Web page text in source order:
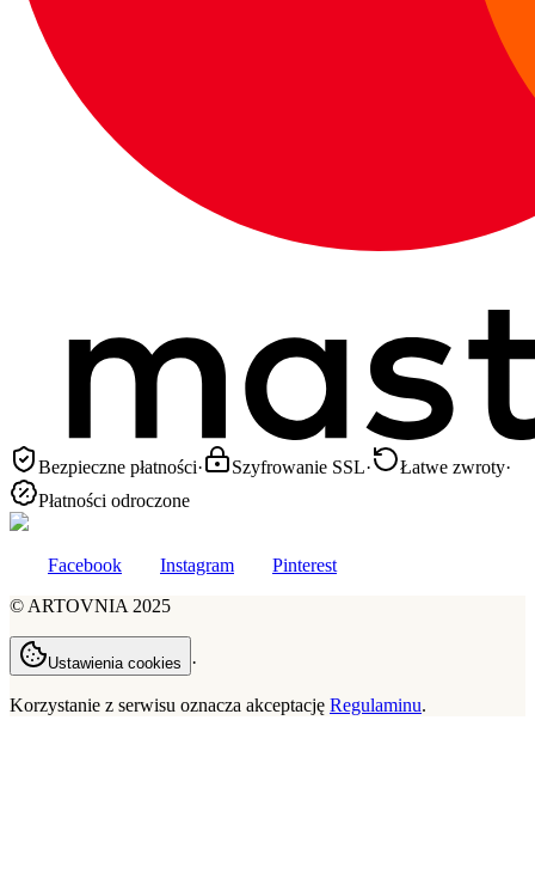
Bezpieczne płatności· Szyfrowanie SSL· Łatwe zwroty·
Płatności odroczone
Facebook Instagram
Pinterest
© ARTOVNIA 2025
Ustawienia cookies ·
Korzystanie z serwisu oznacza akceptację Regulaminu.